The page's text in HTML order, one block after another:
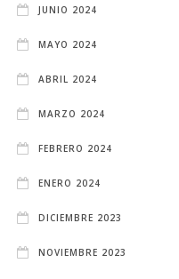
JUNIO 2024
MAYO 2024
ABRIL 2024
MARZO 2024
FEBRERO 2024
ENERO 2024
DICIEMBRE 2023
NOVIEMBRE 2023